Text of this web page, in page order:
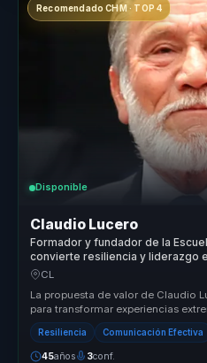
Recomendado CHM · TOP 4
Disponible
Claudio Lucero
Formador y fundador de la
convierte resiliencia y liderazgo
equipos.
CL
La propuesta de valor de Claudio
para transformar experiencias
prácticas d...
Resiliencia Comunicación Efectiva
45años 3conf.